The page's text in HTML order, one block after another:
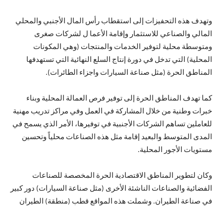
وتهدف هذه التحفيزات إلى استقطاب رأس المال الأجنبي والمحلي
المالي والصناعي للاستثمار وإقامة الأعما ل لشركات صغرى
ومتوسطة محلية لتوفير الخدمات والمنتجات (وهي المكونات
المحلية) التي تدخل في دورة إنتاج السلع النهائية التي تستهدفها
المناطق الحرة (مثل صناعة السيارات واجزاء الطائرات).
كما تهدف المناطق الحرة إلى توفير فرص العمالة المحلية وبناء
خبرات وطنية من خلال المشاركة في العمل وفي مراكز تدريب مهنية
للعاملين تساهم الشركات الأجنبية في توفيرها، الأمر الذي يسمح في
المدى المتوسط والبعيد إقامة مثل هذه الصناعات محلياً وتحسين
مستويات الأجور المحلية.
وكان لتطوير المناطق الاقتصادية الحرة المخصصة للصناعات
الفضائية والصناعات الناشئة الأخرى (مثل صناعة السيارات) دور كبير
في صناعة الطيران. وشملت هذه المواقع قطب (منطقة) الطيران